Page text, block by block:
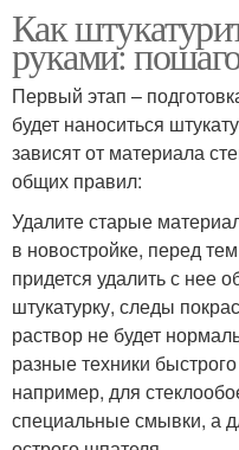
Как
руками:
Первый этап –
будет наноситься
зависят от материала
общих правил:
Удалите старые
в новостройке, перед
придется удалить с нее
штукатурку, следы
раствор не будет
разные техники
например, для
специальные смывки, а